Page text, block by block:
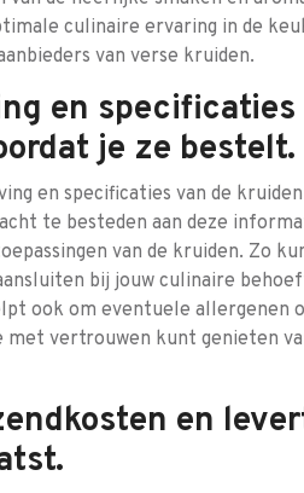
culinaire ervaring in de
van verse kruiden.
en
je ze bestelt.
en specificaties van de
te besteden aan deze
van de kruiden. Zo
bij jouw culinaire
ook om eventuele allergenen
vertrouwen kunt genieten
en